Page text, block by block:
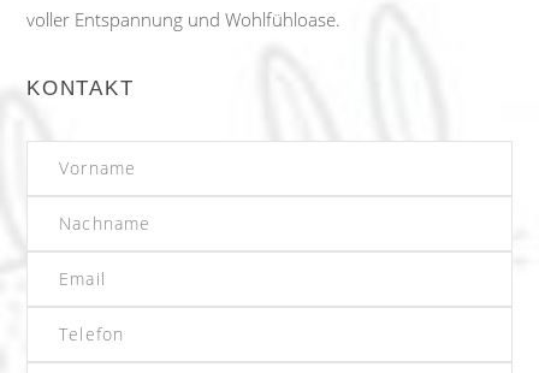
voller Entspannung und Wohlfühloase.
KONTAKT